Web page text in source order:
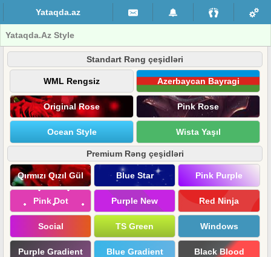
Yataqda.az
Yataqda.Az Style
Standart Rəng çeşidləri
WML Rengsiz Azerbaycan Bayragi
Original Rose Pink Rose
Ocean Style Wista Yaşıl
Premium Rəng çeşidləri
Qırmızı Qızıl Gül Blue Star Pink Purple
Pink Dot Purple New Red Ninja
Social TS Green Windows
Purple Gradient Blue Gradient Black Blood